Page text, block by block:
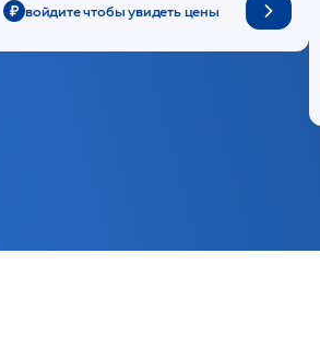
войдите чтобы увидеть цены